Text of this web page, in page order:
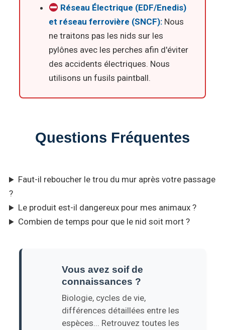
Réseau Électrique (EDF/Enedis)
et réseau ferrovière (SNCF): Nous
ne traitons pas les nids sur les
pylônes avec les perches afin d'éviter
des accidents électriques. Nous
utilisons un fusils paintball.
Questions Fréquentes
Faut-il reboucher le trou du mur après votre passage
?
Le produit est-il dangereux pour mes animaux ?
Combien de temps pour que le nid soit mort ?
Vous avez soif de
connaissances ?
Biologie, cycles de vie,
différences détaillées entre les
espèces... Retrouvez toutes les